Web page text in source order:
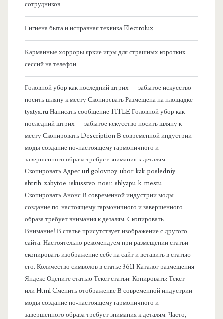
сотрудников
Гигиена быта и исправная техника Electrolux
Карманные хорроры яркие игры для страшных коротких
сессий на телефон
Головной убор как последний штрих — забытое искусство
носить шляпу к месту Скопировать Размещена на площадке
tyatya.ru Написать сообщение TITLE Головной убор как
последний штрих — забытое искусство носить шляпу к
месту Скопировать Description В современной индустрии
моды создание по-настоящему гармоничного и
завершенного образа требует внимания к деталям.
Скопировать Адрес url golovnoy-ubor-kak-posledniy-
shtrih-zabytoe-iskusstvo-nosit-shlyapu-k-mestu
Скопировать Анонс В современной индустрии моды
создание по-настоящему гармоничного и завершенного
образа требует внимания к деталям. Скопировать
Внимание! В статье присутствует изображение с другого
сайта. Настоятельно рекомендуем при размещении статьи
скопировать изображение себе на сайт и вставить в статью
его. Количество символов в статье 3611 Каталог размещения
Яндекс Оцените статью Текст статьи: Копировать: Текст
или Html Cменить отображение В современной индустрии
моды создание по-настоящему гармоничного и
завершенного образа требует внимания к деталям. Часто,